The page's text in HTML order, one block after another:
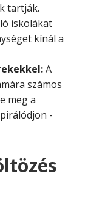
tartják.
iskolákat
kínál a
A
számos
meg a
-